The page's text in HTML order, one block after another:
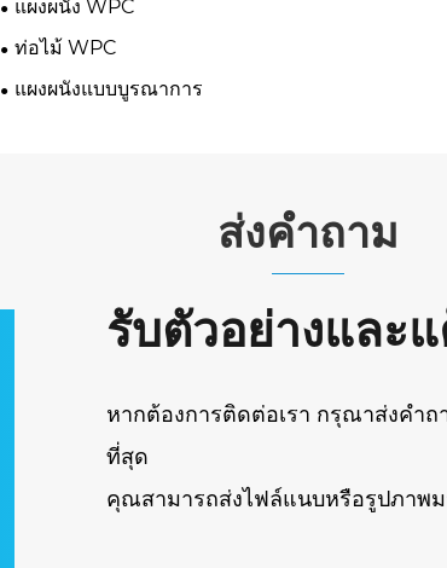
แผงผนัง WPC
ท่อไม้ WPC
แผงผนังแบบบูรณาการ
ส่งคำถาม
รับตัวอย่างและ
หากต้องการติดต่อเรา กรุณาส่งคำ
ที่สุด
คุณสามารถส่งไฟล์แนบหรือรูปภาพม